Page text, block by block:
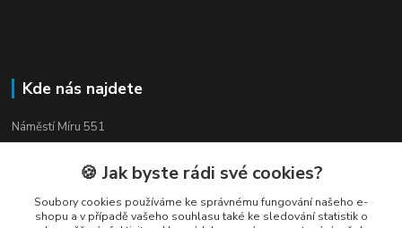
Kde nás najdete
Náměstí Míru 551
🍪 Jak byste rádi své cookies?
Soubory cookies používáme ke správnému fungování našeho e-
shopu a v případě vašeho souhlasu také ke sledování statistik o